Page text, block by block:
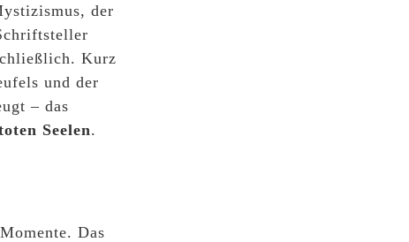
der
Kurz
und der
– das
Seelen.
Momente. Das